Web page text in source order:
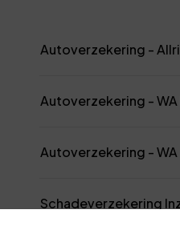
Autoverzekering -
Autoverzekering -
Autoverzekering - WA
Schadeverzekering